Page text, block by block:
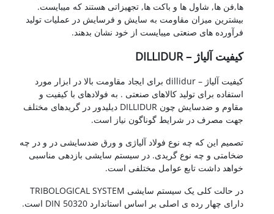
ها,فن ها, شاول ها و باکت ها, تجهیزاتی هستند که میبایست.
بیشترین میزان مقاومت به سایش و فرسایش در عملیات تولید
فرآورده های صنعتی میبایست از خود نشان بدهند.
کیفیت آلیاژ – DILLIDUR
کیفیت آلیاژ – dillidur برای ایجاد مقاومت بالا در ابزار مورد
استفاده برای تولید کالاهای صنعتی . به فولادهای با کیفیت و
مقاوم و ضدسایش چون DILLIDUR دیلیدور در گریدهای مختلف
جهت مصرف در شرایط گوناگون نیاز است.
تصمیم این که چه نوع فولاد آلیاژی و ورق ضدسایشی در و در چه
ضخامتی و چه نوع گریدی. در سیستم سایشی بازدهی مناسبی
خواهد داشت تابع عوامل مختلفی است.
در حالت کلی یک سیستم سایشی TRIBOLOGICAL SYSTEM
دارای چهار رده ی اصلی بر اساس استاندارد DIN 50320 است.